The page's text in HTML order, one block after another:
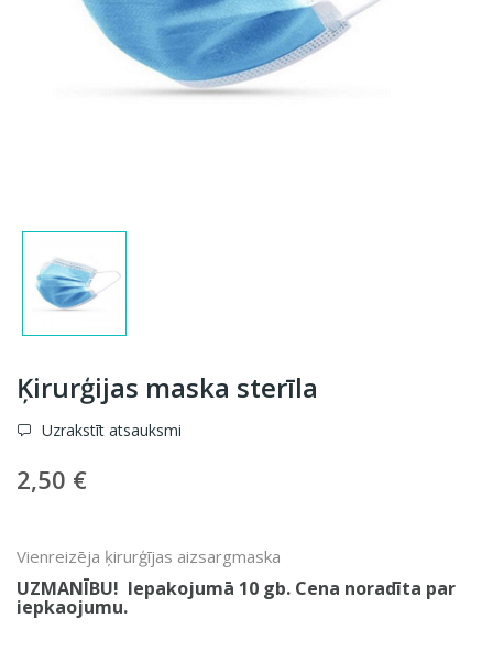
Ķirurģijas maska sterīla
Uzrakstīt atsauksmi
2,50 €
Vienreizēja ķirurģījas aizsargmaska
UZMANĪBU! Iepakojumā 10 gb. Cena noradīta par
iepkaojumu.